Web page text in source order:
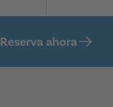
Reserva ahora